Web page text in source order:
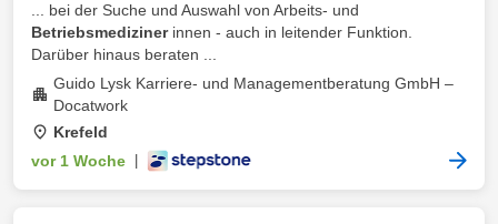
... bei der Suche und Auswahl von Arbeits- und
Betriebsmedizinerinnen - auch in leitender Funktion.
Darüber hinaus beraten ...
Guido Lysk Karriere- und Managementberatung GmbH –
Docatwork
Krefeld
vor 1 Woche